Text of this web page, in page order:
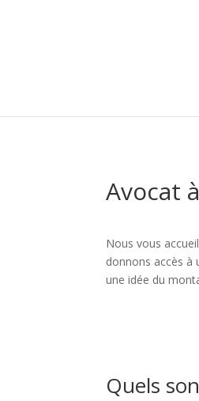
Avocat
Nous vous
donnons accès à
une idée du
Quels